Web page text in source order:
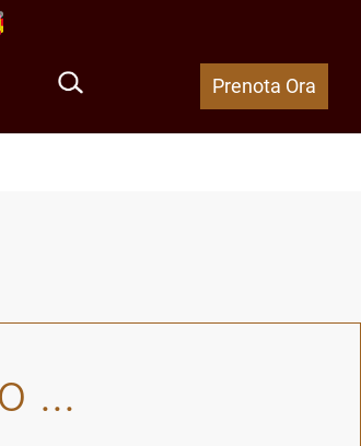
Open menu
Prenota Ora
...